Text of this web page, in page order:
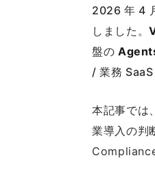
2026 年 4
しました。
盤の
/ 業務 SaaS
本記事では
業導入の